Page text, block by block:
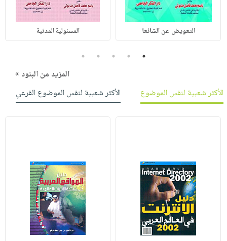
التعويض عن الشائعا المسئولية المدنية
1
2
3
4
5
المزيد من البنود »
الأكثر شعبية لنفس الموضوع
الأكثر شعبية لنفس الموضوع الفرعي